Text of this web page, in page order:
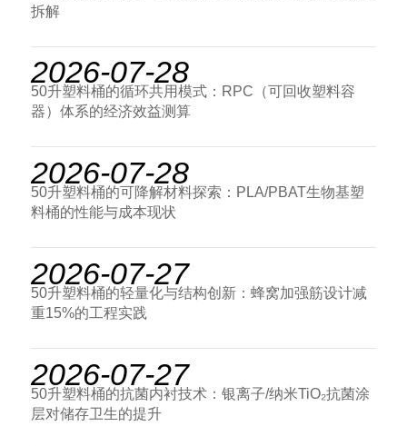
拆解
2026-07-28
50升塑料桶的循环共用模式：RPC（可回收塑料容
器）体系的经济效益测算
2026-07-28
50升塑料桶的可降解材料探索：PLA/PBAT生物基塑
料桶的性能与成本现状
2026-07-27
50升塑料桶的轻量化与结构创新：蜂窝加强筋设计减
重15%的工程实践
2026-07-27
50升塑料桶的抗菌内衬技术：银离子/纳米TiO₂抗菌涂
层对储存卫生的提升